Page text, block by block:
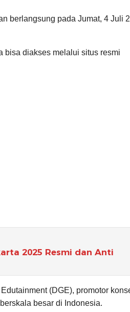
berlangsung pada Jumat, 4 Juli
bisa diakses melalui situs resmi
2025 Resmi dan Anti
(DGE), promotor
besar di Indonesia.